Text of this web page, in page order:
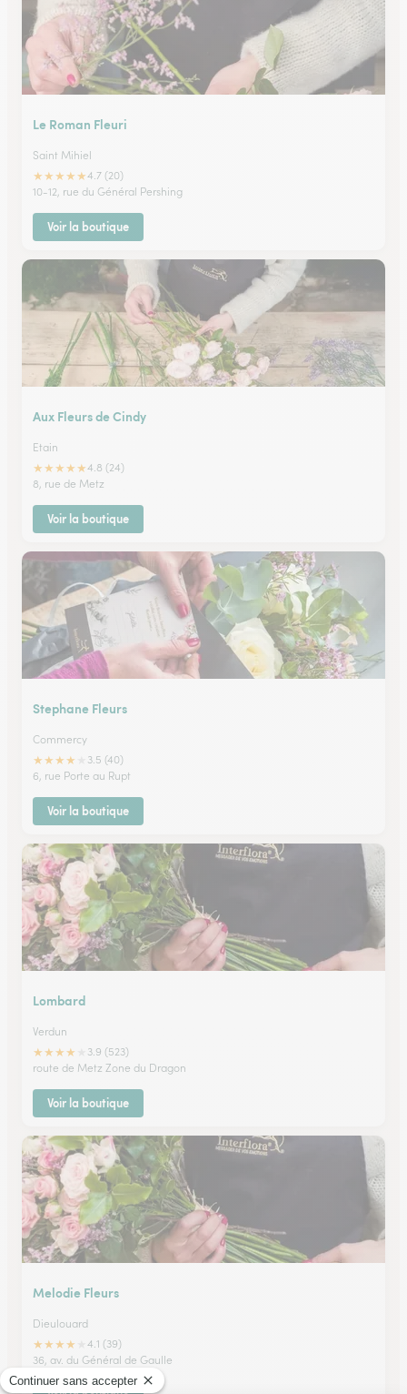
Le Roman Fleuri
Saint Mihiel
★★★★★4.7 (20)
10-12, rue du Général Pershing
Voir la boutique
Aux Fleurs de Cindy
Etain
★★★★★4.8 (24)
8, rue de Metz
Voir la boutique
Stephane Fleurs
Commercy
★★★★
3.5 (40)
6, rue Porte au Rupt
Voir la boutique
Lombard
Verdun
★★★★
3.9 (523)
route de Metz Zone du Dragon
Voir la boutique
Melodie Fleurs
Dieulouard
★★★★
4.1 (39)
36, av. du Général de Gaulle